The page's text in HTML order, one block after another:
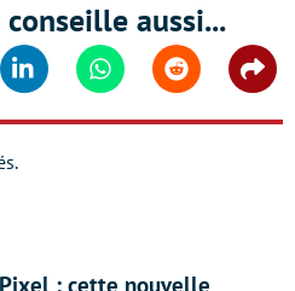
aussi...
Linkedin WhatsappReddit